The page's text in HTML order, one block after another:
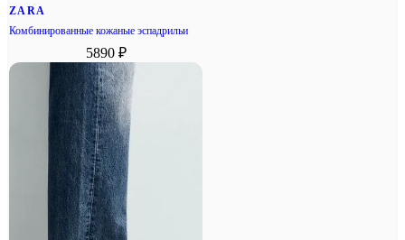
ZARA
Комбинированные кожаные эспадрильи
5890 ₽